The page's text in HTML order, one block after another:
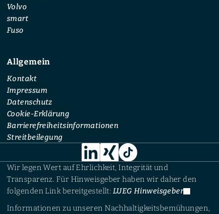
Volvo
smart
Fuso
Allgemein
Kontakt
Impressum
Datenschutz
Cookie-Erklärung
Barrierefreiheitsinformationen
Streitbeilegung
Wir legen Wert auf Ehrlichkeit, Integrität und
Transparenz. Für Hinweisgeber haben wir daher den
folgenden Link bereitgestellt: LUEG Hinweisgeber
Informationen zu unseren Nachhaltigkeitsbemühungen,